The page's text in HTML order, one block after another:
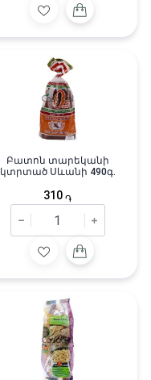
Բատոն տարեկանի
կտրտած Սևանի 490գ.
310 ֏